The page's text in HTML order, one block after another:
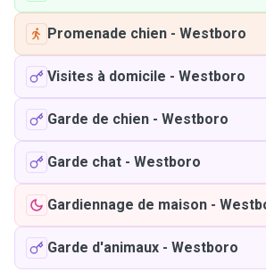
Promenade chien - Westboro
Visites à domicile - Westboro
Garde de chien - Westboro
Garde chat - Westboro
Gardiennage de maison -
Garde d'animaux - Westboro